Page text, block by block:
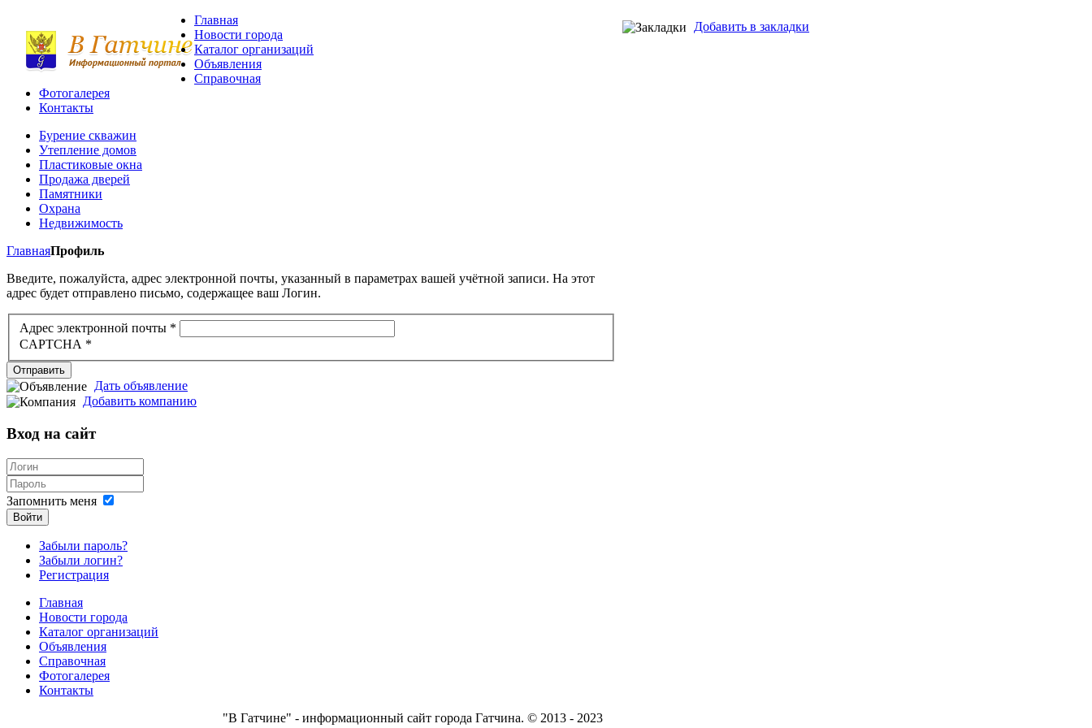
Добавить в закладки
Главная
Новости города
Каталог организаций
Объявления
Справочная
Фотогалерея
Контакты
Бурение скважин
Утепление домов
Пластиковые окна
Продажа дверей
Памятники
Охрана
Недвижимость
ГлавнаяПрофиль
Введите, пожалуйста, адрес электронной почты, указанный в параметрах вашей учётной записи. На этот
адрес будет отправлено письмо, содержащее ваш Логин.
Адрес электронной почты *
CAPTCHA *
Отправить
Дать объявление
Добавить компанию
Вход на сайт
Запомнить меня
Войти
Забыли пароль?
Забыли логин?
Регистрация
Главная
Новости города
Каталог организаций
Объявления
Справочная
Фотогалерея
Контакты
"В Гатчине" - информационный сайт города Гатчина. © 2013 - 2023